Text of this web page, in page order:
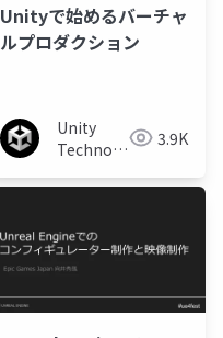
Unityで始めるバーチャ
ルプロダクション
Unity
Technologies 3.9K